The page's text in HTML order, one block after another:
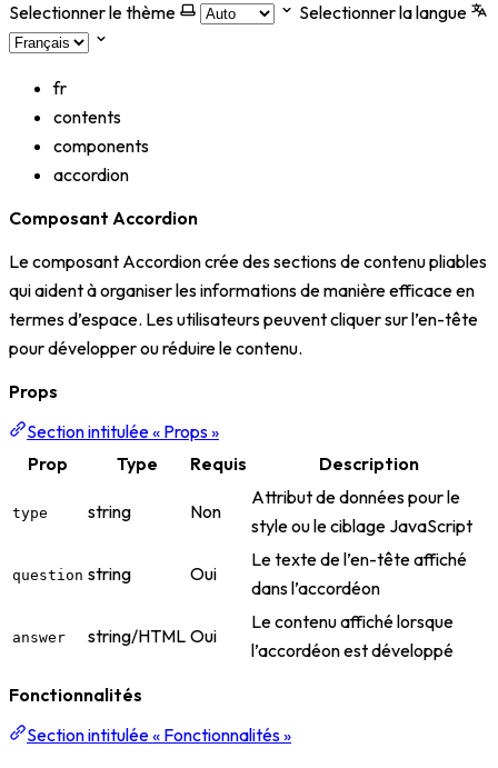
Selectionner le thème
Selectionner la langue
fr
contents
components
accordion
Composant Accordion
Le composant Accordion crée des sections de contenu pliables
qui aident à organiser les informations de manière efficace en
termes d’espace. Les utilisateurs peuvent cliquer sur l’en-tête
pour développer ou réduire le contenu.
Props
Section intitulée « Props »
Prop
Type Requis Description
type string Non
Attribut de données pour le
style ou le ciblage JavaScript
question string Oui
Le texte de l’en-tête affiché
dans l’accordéon
answer string/HTML Oui
Le contenu affiché lorsque
l’accordéon est développé
Fonctionnalités
Section intitulée « Fonctionnalités »